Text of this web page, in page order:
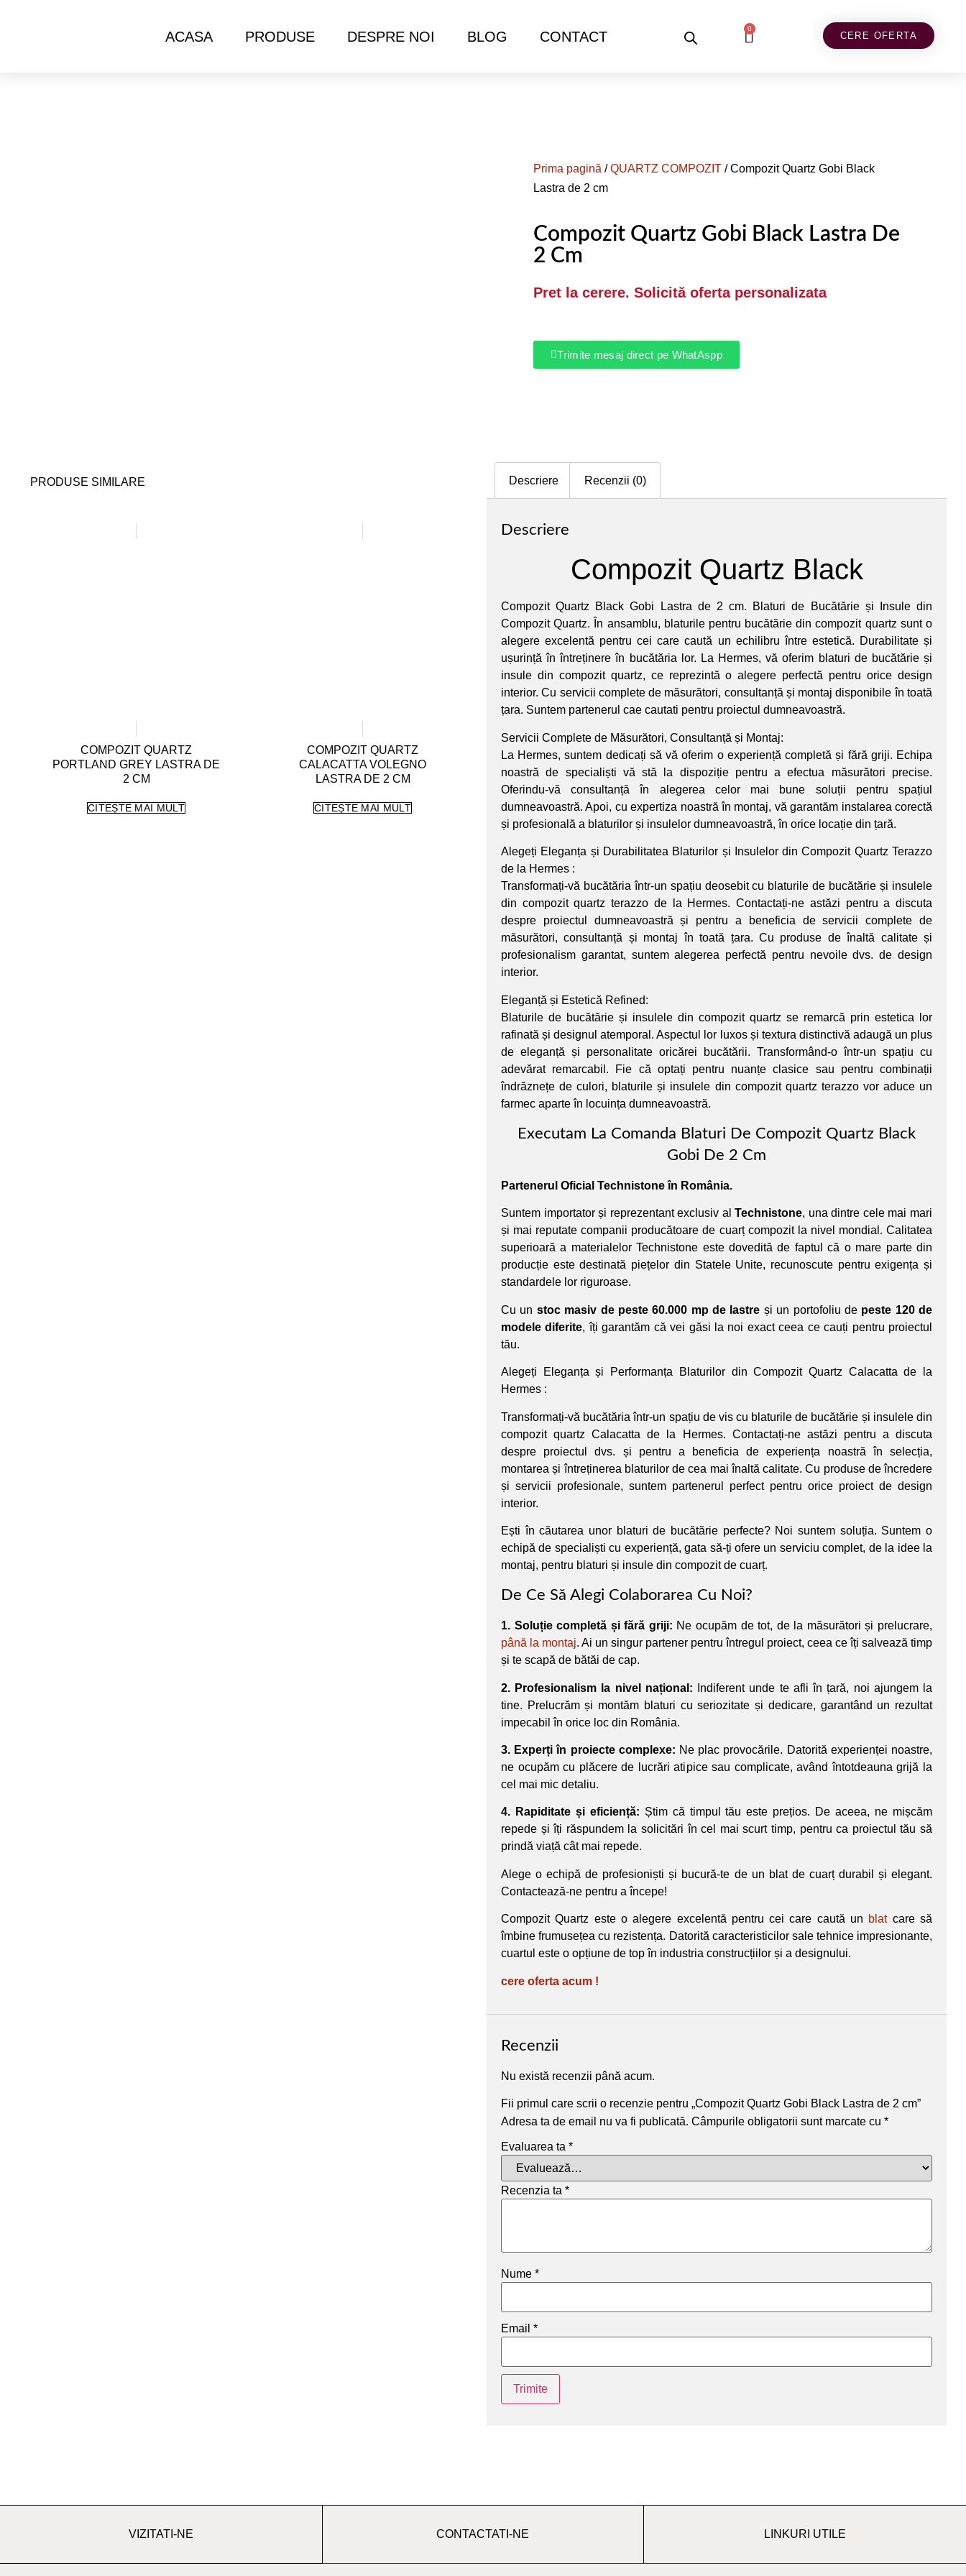
ACASA PRODUSE DESPRE NOI BLOG CONTACT
0
CERE OFERTA
Prima pagină /QUARTZ COMPOZIT / Compozit Quartz Gobi Black
Lastra de 2 cm
Compozit Quartz Gobi Black Lastra De
2 Cm
Pret la cerere. Solicită oferta personalizata
Trimite mesaj direct pe WhatAspp
PRODUSE SIMILARE
COMPOZIT QUARTZ
PORTLAND GREY LASTRA DE
2 CM
CITEȘTE MAI MULT
COMPOZIT QUARTZ
CALACATTA VOLEGNO
LASTRA DE 2 CM
CITEȘTE MAI MULT
Descriere Recenzii (0)
Descriere
Compozit Quartz Black
Compozit Quartz Black Gobi Lastra de 2 cm. Blaturi de Bucătărie și Insule din
Compozit Quartz. În ansamblu, blaturile pentru bucătărie din compozit quartz sunt o
alegere excelentă pentru cei care caută un echilibru între estetică. Durabilitate și
ușurință în întreținere în bucătăria lor. La Hermes, vă oferim blaturi de bucătărie și
insule din compozit quartz, ce reprezintă o alegere perfectă pentru orice design
interior. Cu servicii complete de măsurători, consultanță și montaj disponibile în toată
țara. Suntem partenerul cae cautati pentru proiectul dumneavoastră.
Servicii Complete de Măsurători, Consultanță și Montaj:
La Hermes, suntem dedicați să vă oferim o experiență completă și fără griji. Echipa
noastră de specialiști vă stă la dispoziție pentru a efectua măsurători precise.
Oferindu-vă consultanță în alegerea celor mai bune soluții pentru spațiul
dumneavoastră. Apoi, cu expertiza noastră în montaj, vă garantăm instalarea corectă
și profesională a blaturilor și insulelor dumneavoastră, în orice locație din țară.
Alegeți Eleganța și Durabilitatea Blaturilor și Insulelor din Compozit Quartz Terazzo
de la Hermes :
Transformați-vă bucătăria într-un spațiu deosebit cu blaturile de bucătărie și insulele
din compozit quartz terazzo de la Hermes. Contactați-ne astăzi pentru a discuta
despre proiectul dumneavoastră și pentru a beneficia de servicii complete de
măsurători, consultanță și montaj în toată țara. Cu produse de înaltă calitate și
profesionalism garantat, suntem alegerea perfectă pentru nevoile dvs. de design
interior.
Eleganță și Estetică Refined:
Blaturile de bucătărie și insulele din compozit quartz se remarcă prin estetica lor
rafinată și designul atemporal. Aspectul lor luxos și textura distinctivă adaugă un plus
de eleganță și personalitate oricărei bucătării. Transformând-o într-un spațiu cu
adevărat remarcabil. Fie că optați pentru nuanțe clasice sau pentru combinații
îndrăznețe de culori, blaturile și insulele din compozit quartz terazzo vor aduce un
farmec aparte în locuința dumneavoastră.
Executam La Comanda Blaturi De Compozit Quartz Black
Gobi De 2 Cm
Partenerul Oficial Technistone în România.
Suntem importator și reprezentant exclusiv alTechnistone, una dintre cele mai mari
și mai reputate companii producătoare de cuarț compozit la nivel mondial. Calitatea
superioară a materialelor Technistone este dovedită de faptul că o mare parte din
producție este destinată piețelor din Statele Unite, recunoscute pentru exigența și
standardele lor riguroase.
Cu un stoc masiv de peste 60.000 mp de lastre și un portofoliu de peste 120 de
modele diferite, îți garantăm că vei găsi la noi exact ceea ce cauți pentru proiectul
tău.
Alegeți Eleganța și Performanța Blaturilor din Compozit Quartz Calacatta de la
Hermes :
Transformați-vă bucătăria într-un spațiu de vis cu blaturile de bucătărie și insulele din
compozit quartz Calacatta de la Hermes. Contactați-ne astăzi pentru a discuta
despre proiectul dvs. și pentru a beneficia de experiența noastră în selecția,
montarea și întreținerea blaturilor de cea mai înaltă calitate. Cu produse de încredere
și servicii profesionale, suntem partenerul perfect pentru orice proiect de design
interior.
Ești în căutarea unor blaturi de bucătărie perfecte? Noi suntem soluția. Suntem o
echipă de specialiști cu experiență, gata să-ți ofere un serviciu complet, de la idee la
montaj, pentru blaturi și insule din compozit de cuarț.
De Ce Să Alegi Colaborarea Cu Noi?
1. Soluție completă și fără griji: Ne ocupăm de tot, de la măsurători și prelucrare,
până la montaj. Ai un singur partener pentru întregul proiect, ceea ce îți salvează timp
și te scapă de bătăi de cap.
2. Profesionalism la nivel național: Indiferent unde te afli în țară, noi ajungem la
tine. Prelucrăm și montăm blaturi cu seriozitate și dedicare, garantând un rezultat
impecabil în orice loc din România.
3. Experți în proiecte complexe: Ne plac provocările. Datorită experienței noastre,
ne ocupăm cu plăcere de lucrări atipice sau complicate, având întotdeauna grijă la
cel mai mic detaliu.
4. Rapiditate și eficiență: Știm că timpul tău este prețios. De aceea, ne mișcăm
repede și îți răspundem la solicitări în cel mai scurt timp, pentru ca proiectul tău să
prindă viață cât mai repede.
Alege o echipă de profesioniști și bucură-te de un blat de cuarț durabil și elegant.
Contactează-ne pentru a începe!
Compozit Quartz este o alegere excelentă pentru cei care caută un blatcare să
îmbine frumusețea cu rezistența. Datorită caracteristicilor sale tehnice impresionante,
cuartul este o opțiune de top în industria construcțiilor și a designului.
cere oferta acum !
Recenzii
Nu există recenzii până acum.
Fii primul care scrii o recenzie pentru „Compozit Quartz Gobi Black Lastra de 2 cm”
Adresa ta de email nu va fi publicată. Câmpurile obligatorii sunt marcate cu *
Evaluarea ta *
Recenzia ta *
Nume *
Email *
VIZITATI-NE CONTACTATI-NE LINKURI UTILE